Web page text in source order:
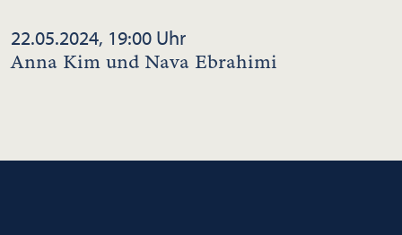
22.05.2024, 19:00 Uhr
Anna Kim und Nava Ebrahimi